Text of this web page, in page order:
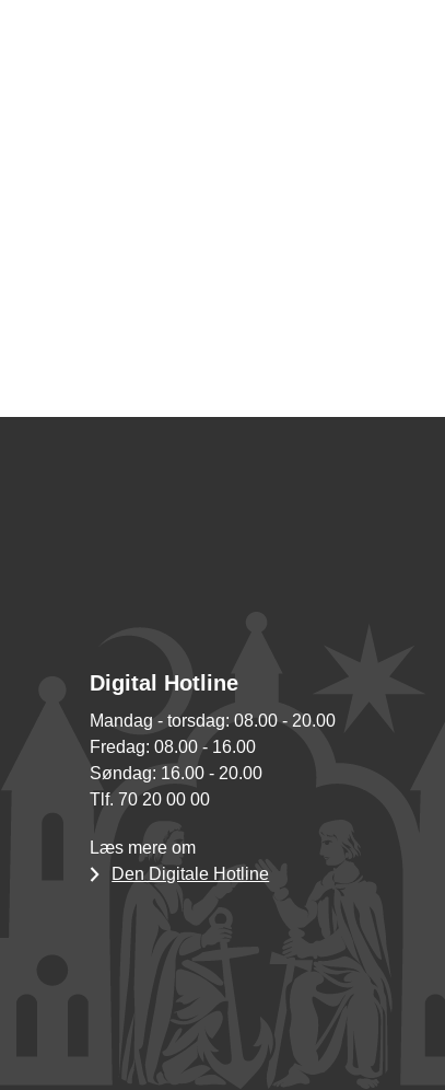
Digital Hotline
Mandag - torsdag: 08.00 - 20.00
Fredag: 08.00 - 16.00
Søndag: 16.00 - 20.00
Tlf. 70 20 00 00
Læs mere om
Den Digitale Hotline